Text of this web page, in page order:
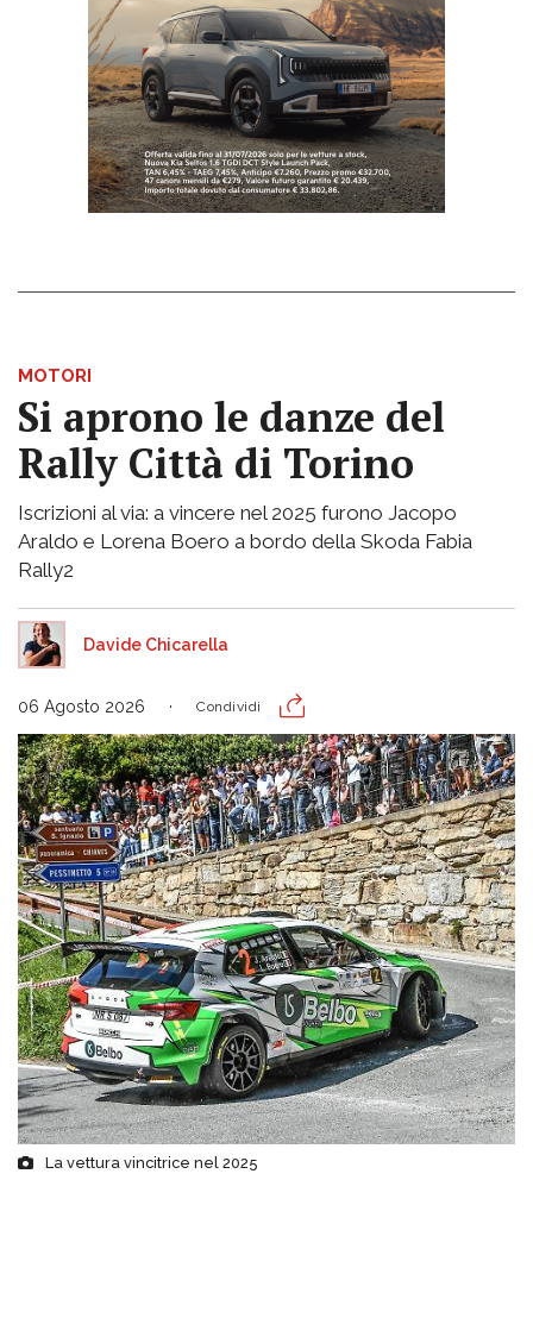
MOTORI
Si aprono le danze del
Rally Città di Torino
Iscrizioni al via: a vincere nel 2025 furono Jacopo
Araldo e Lorena Boero a bordo della Skoda Fabia
Rally2
Davide Chicarella
06 Agosto 2026 Condividi
La vettura vincitrice nel 2025